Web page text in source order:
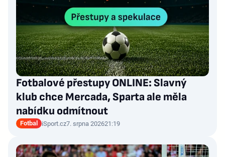
Fotbalové přestupy ONLINE: Slavný
klub chce Mercada, Sparta ale měla
nabídku odmítnout
Fotbal iSport.cz7. srpna 202621:19